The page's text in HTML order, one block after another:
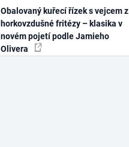
Obalovaný kuřecí řízek s vejcem z
horkovzdušné fritézy – klasika v
novém pojetí podle Jamieho
Olivera